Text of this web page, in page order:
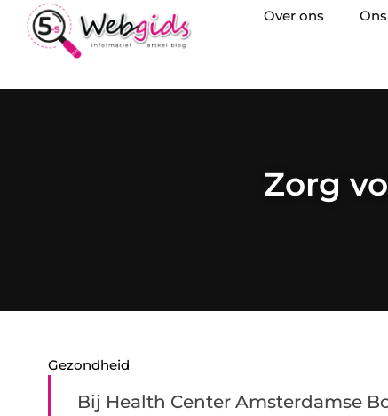
Over ons
Zorg
Gezondheid
Bij Health Center Amsterdamse